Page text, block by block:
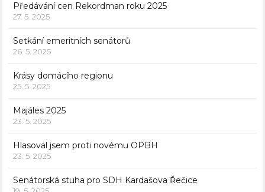
Předávání cen Rekordman roku 2025
27. 5. 2025
Setkání emeritních senátorů
26. 5. 2025
Krásy domácího regionu
25. 5. 2025
Majáles 2025
23. 5. 2025
Hlasoval jsem proti novému OPBH
23. 5. 2025
Senátorská stuha pro SDH Kardašova Řečice